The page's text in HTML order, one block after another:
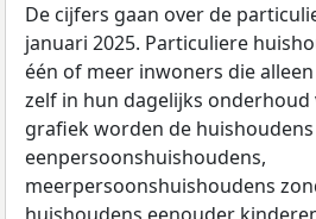
De cijfers gaan over de
januari 2025. Particuliere
één of meer inwoners die
zelf in hun dagelijks onderhoud
grafiek worden de
eenpersoonshuishoudens,
meerpersoonshuishoudens